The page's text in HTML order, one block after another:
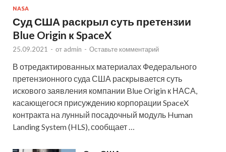
NASA
Суд США раскрыл суть претензии
Blue Origin к SpaceX
25.09.2021 - от admin - Оставьте комментарий
В отредактированных материалах Федерального
претензионного суда США раскрывается суть
искового заявления компании Blue Origin к НАСА,
касающегося присуждению корпорации SpaceX
контракта на лунный посадочный модуль Human
Landing System (HLS), сообщает …